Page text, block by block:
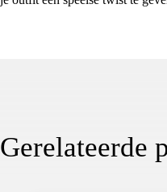
Gerelateerde